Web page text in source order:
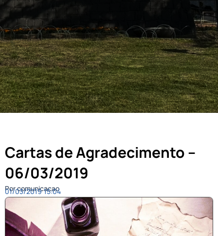
Cartas de Agradecimento –
06/03/2019
Por comunicacao
01/03/2019 15:04